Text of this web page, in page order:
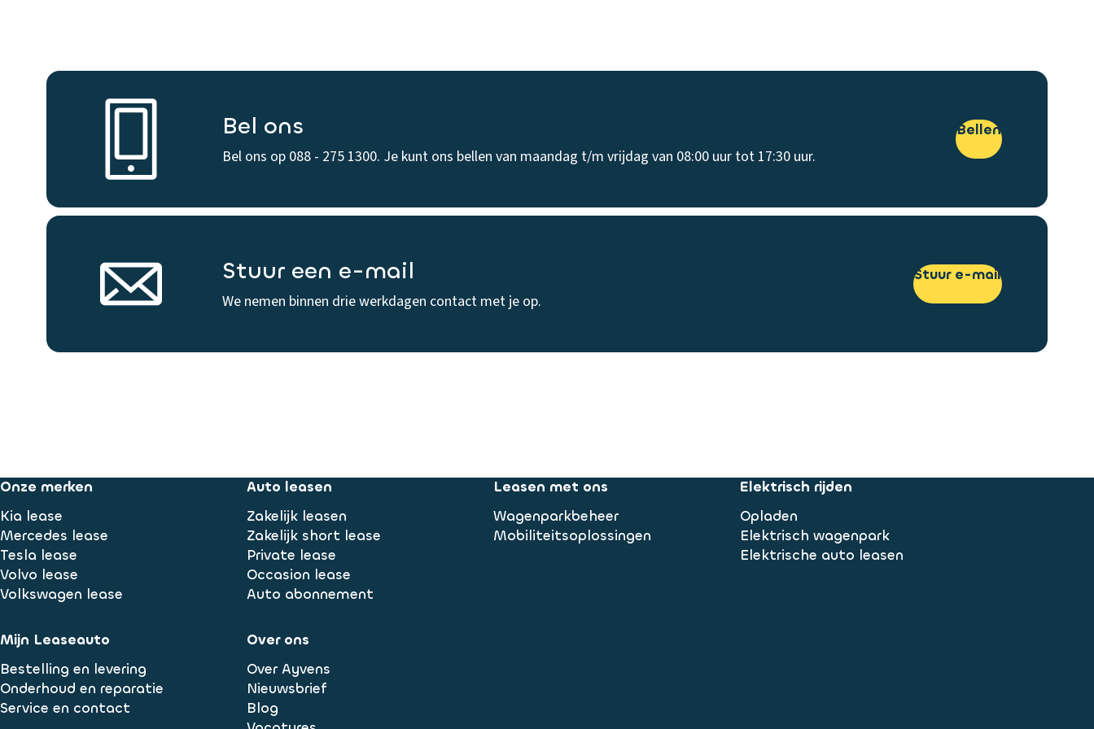
Bel ons
Bel ons op 088 - 275 1300. Je kunt ons bellen van maandag t/m vrijdag van 08:00 uur tot 17:30 uur.
Bellen
Stuur een e-mail
We nemen binnen drie werkdagen contact met je op.
Stuur e-mail
Onze merken
Kia lease
Mercedes lease
Tesla lease
Volvo lease
Volkswagen lease
Auto leasen
Zakelijk leasen
Zakelijk short lease
Private lease
Occasion lease
Auto abonnement
Leasen met ons
Wagenparkbeheer
Mobiliteitsoplossingen
Elektrisch rijden
Opladen
Elektrisch wagenpark
Elektrische auto leasen
Mijn Leaseauto
Bestelling en levering
Onderhoud en reparatie
Service en contact
Over ons
Over Ayvens
Nieuwsbrief
Blog